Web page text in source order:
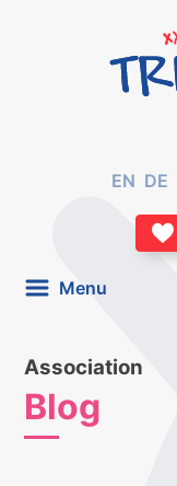
EN DE
Menu
Association
Blog